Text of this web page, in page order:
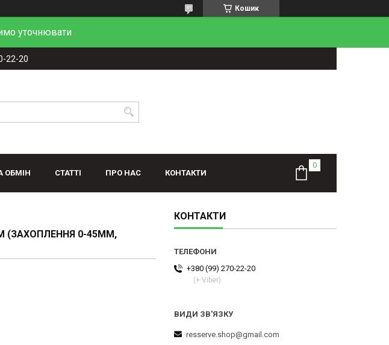
Кошик
уточнювати
22-20
ОБМІН СТАТТІ ПРО НАС КОНТАКТИ
(ЗАХОПЛЕННЯ 0-45ММ,
КОНТАКТИ
+380 (99) 270-22-20
(+ Viber)
resserve.shop@gmail.com